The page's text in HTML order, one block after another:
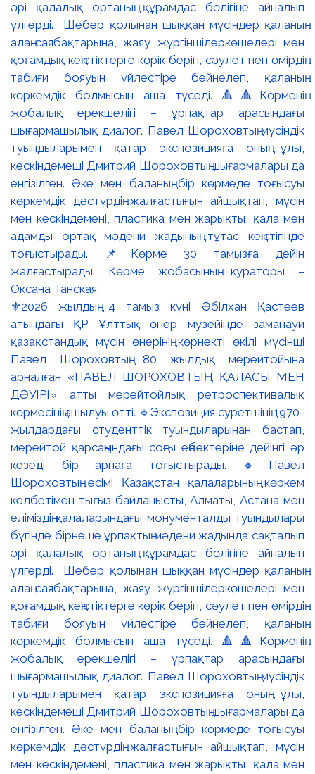
⚜️2026 жылдың 4 тамыз күні Әбілхан Қастеев
атындағы ҚР Ұлттық өнер музейінде заманауи
қазақстандық мүсін өнерінің көрнекті өкілі мүсінші
Павел Шороховтың 80 жылдық мерейтойына
арналған «ПАВЕЛ ШОРОХОВТЫҢ ҚАЛАСЫ МЕН
ДӘУІРІ» атты мерейтойлық ретроспективалық
көрмесінің ашылуы өтті. 🔹Экспозиция суретшінің 1970-
жылдардағы студенттік туындыларынан бастап,
мерейтой қарсаңындағы соңғы еңбектеріне дейінгі әр
кезеңді бір арнаға тоғыстырады. 🔸Павел
Шороховтың есімі Қазақстан қалаларының көркем
келбетімен тығыз байланысты, Алматы, Астана мен
еліміздің қалаларындағы монументалды туындылары
бүгінде бірнеше ұрпақтың мәдени жадында сақталып
әрі қалалық ортаның құрамдас бөлігіне айналып
үлгерді. Шебер қолынан шыққан мүсіндер қаланың
алаң-саябақтарына, жаяу жүргіншілеркөшелері мен
қоғамдық кеңістіктерге көрік беріп, сәулет пен өмірдің
табиғи бояуын үйлестіре бейнелеп, қаланың
көркемдік болмысын аша түседі. 🔺🔺Көрменің
жобалық ерекшелігі – ұрпақтар арасындағы
шығармашылық диалог. Павел Шороховтың мүсіндік
туындыларымен қатар экспозицияға оның ұлы,
кескіндемеші Дмитрий Шороховтың шығармалары да
енгізілген. Әке мен баланың бір көрмеде тоғысуы
көркемдік дәстүрдің жалғастығын айшықтап, мүсін
мен кескіндемені, пластика мен жарықты, қала мен